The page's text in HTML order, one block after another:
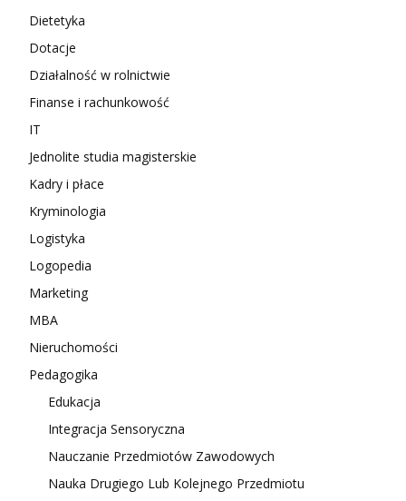
Dietetyka
Dotacje
Działalność w rolnictwie
Finanse i rachunkowość
IT
Jednolite studia magisterskie
Kadry i płace
Kryminologia
Logistyka
Logopedia
Marketing
MBA
Nieruchomości
Pedagogika
Edukacja
Integracja Sensoryczna
Nauczanie Przedmiotów Zawodowych
Nauka Drugiego Lub Kolejnego Przedmiotu